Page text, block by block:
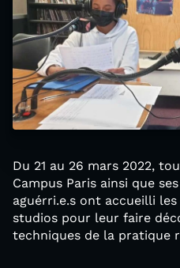
Du 21 au 26 mars 2022,
Campus Paris ainsi que
aguérri.e.s ont accueilli
studios pour leur faire
techniques de la pratique